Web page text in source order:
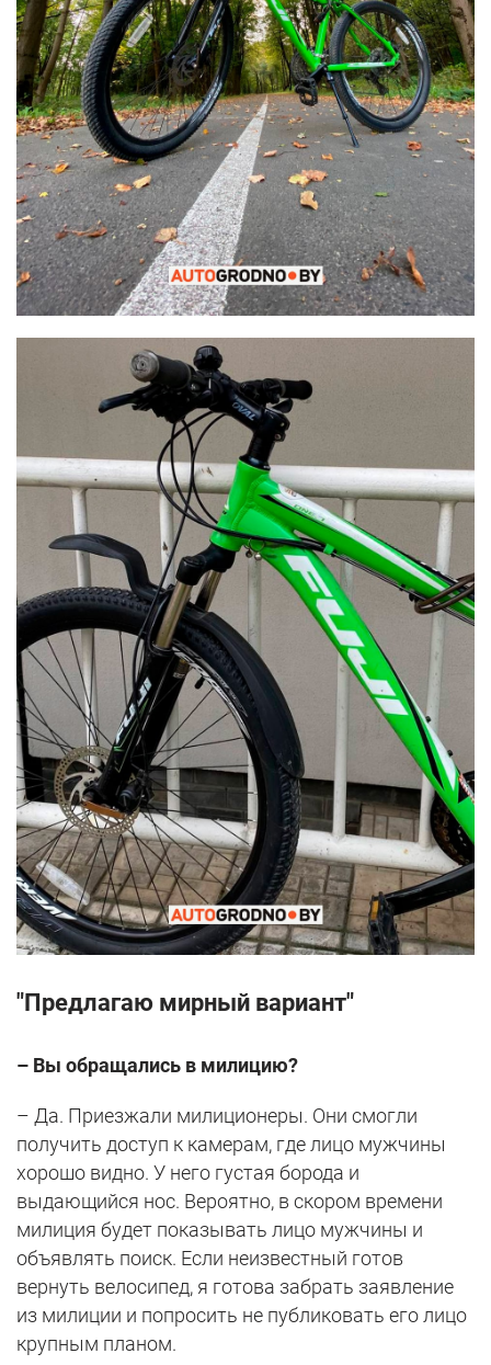
"Предлагаю мирный вариант"
– Вы обращались в милицию?
– Да. Приезжали милиционеры. Они смогли
получить доступ к камерам, где лицо мужчины
хорошо видно. У него густая борода и
выдающийся нос. Вероятно, в скором времени
милиция будет показывать лицо мужчины и
объявлять поиск. Если неизвестный готов
вернуть велосипед, я готова забрать заявление
из милиции и попросить не публиковать его лицо
крупным планом.